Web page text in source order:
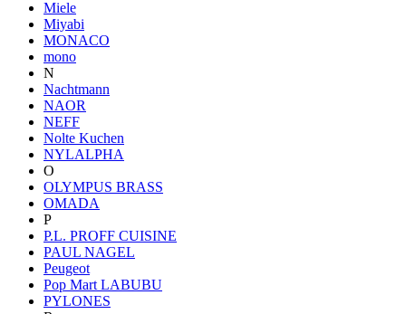
Miele
Miyabi
MONACO
mono
N
Nachtmann
NAOR
NEFF
Nolte Kuchen
NYLALPHA
O
OLYMPUS BRASS
OMADA
P
P.L. PROFF CUISINE
PAUL NAGEL
Peugeot
Pop Mart LABUBU
PYLONES